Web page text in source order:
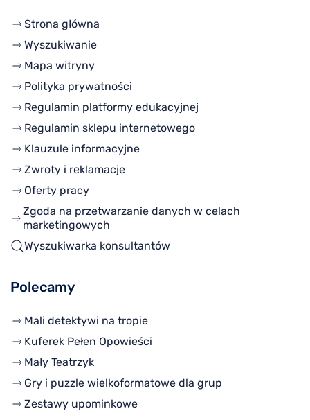
Strona główna
Wyszukiwanie
Mapa witryny
Polityka prywatności
Regulamin platformy edukacyjnej
Regulamin sklepu internetowego
Klauzule informacyjne
Zwroty i reklamacje
Oferty pracy
Zgoda na przetwarzanie danych w celach
marketingowych
Wyszukiwarka konsultantów
Polecamy
Mali detektywi na tropie
Kuferek Pełen Opowieści
Mały Teatrzyk
Gry i puzzle wielkoformatowe dla grup
Zestawy upominkowe